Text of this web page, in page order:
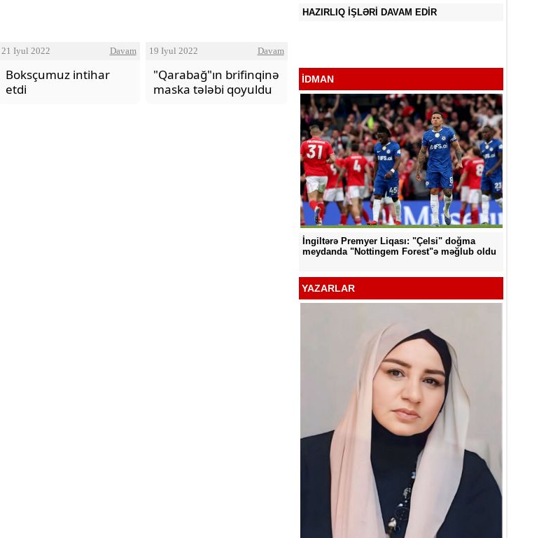
21 Iyul 2022 Davam
Boksçumuz intihar
etdi
19 Iyul 2022 Davam
"Qarabağ"ın brifinqinə
maska tələbi qoyuldu
HAZIRLIQ İŞLƏRİ DAVAM EDİR
İDMAN
İngiltərə Premyer Liqası: "Çelsi" doğma
meydanda "Nottingem Forest"ə məğlub oldu
YAZARLAR